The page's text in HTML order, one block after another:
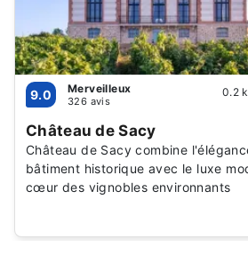
9.0 Merveilleux
326 avis
0.2
Château de Sacy
Château de Sacy combine
bâtiment historique avec le luxe
cœur des vignobles environnants